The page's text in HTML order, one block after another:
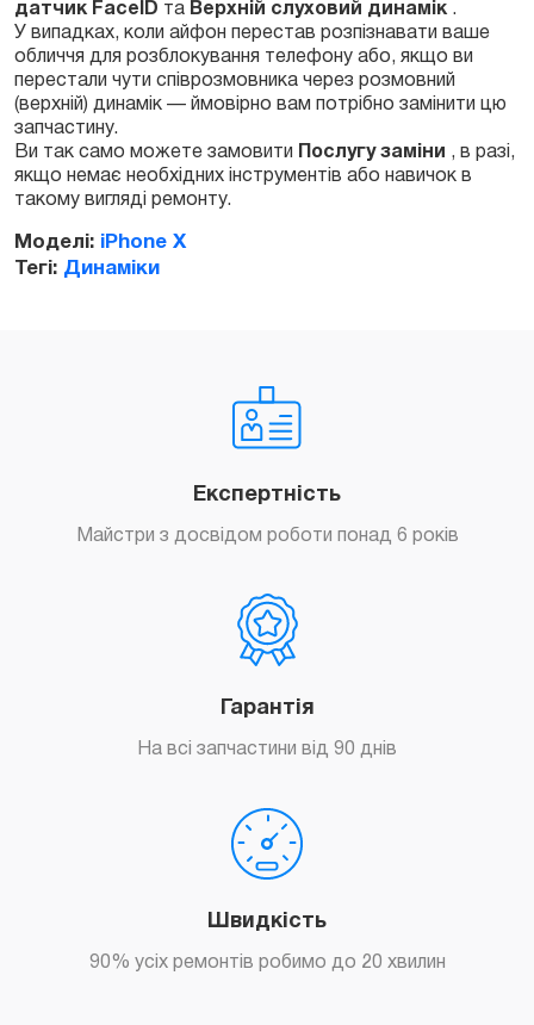
Замовити
датчик FaceID та Верхній слуховий динамік .
У випадках, коли айфон перестав розпізнавати ваше
обличчя для розблокування телефону або, якщо ви
перестали чути співрозмовника через розмовний
(верхній) динамік — ймовірно вам потрібно замінити цю
запчастину.
Ви так само можете замовити
Послугу заміни , в разі,
якщо немає необхідних інструментів або навичок в
такому вигляді ремонту.
Моделі: iPhone X
Тегі: Динаміки
Експертність
Майстри з досвідом роботи понад 6 років
Гарантія
На всі запчастини від 90 днів
Швидкість
90% усіх ремонтів робимо до 20 хвилин